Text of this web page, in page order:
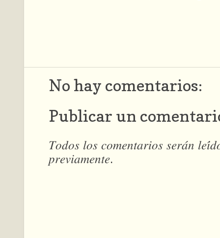
No hay comentarios:
Publicar un
𝑇𝑜𝑑𝑜𝑠 𝑙𝑜𝑠 𝑐𝑜𝑚𝑒𝑛𝑡𝑎𝑟𝑖𝑜𝑠 𝑠𝑒𝑟𝑎́𝑛
𝑝𝑟𝑒𝑣𝑖𝑎𝑚𝑒𝑛𝑡𝑒.